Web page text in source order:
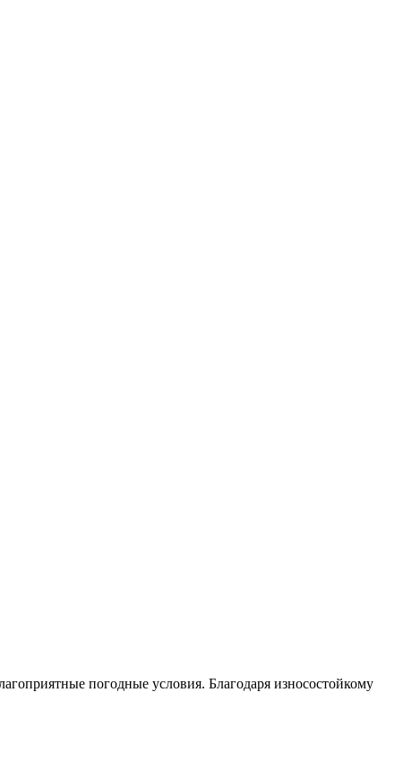
погодные условия. Благодаря износостойкому